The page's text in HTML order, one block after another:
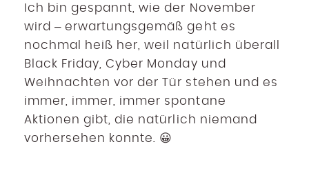
Ich bin gespannt, wie der November
wird – erwartungsgemäß geht es
nochmal heiß her, weil natürlich überall
Black Friday, Cyber Monday und
Weihnachten vor der Tür stehen und es
immer, immer, immer spontane
Aktionen gibt, die natürlich niemand
vorhersehen konnte. 😀